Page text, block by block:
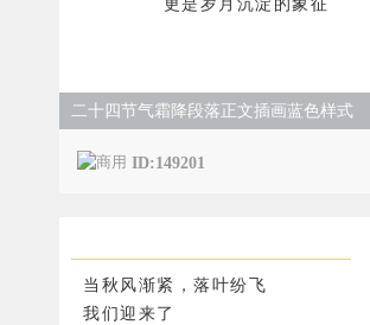
更是岁月沉淀的象征
二十四节气霜降段落正文插画蓝色样式
ID:149201
当秋风渐紧，落叶纷飞
我们迎来了